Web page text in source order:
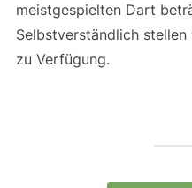
meistgespielten Dart
Selbstverständlich
zu Verfügung.